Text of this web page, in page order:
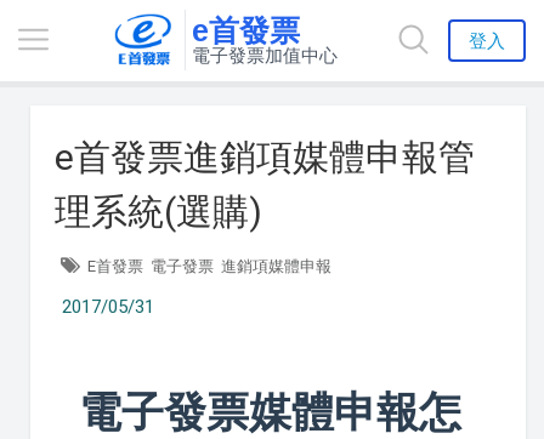
e首發票
電子發票加值中心
登入
e首發票進銷項媒體申報管
理系統(選購)
E首發票 電子發票 進銷項媒體申報
2017/05/31
電子發票媒體申報怎